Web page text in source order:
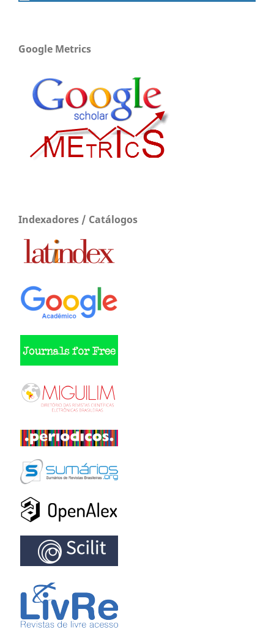
Google Metrics
Indexadores / Catálogos